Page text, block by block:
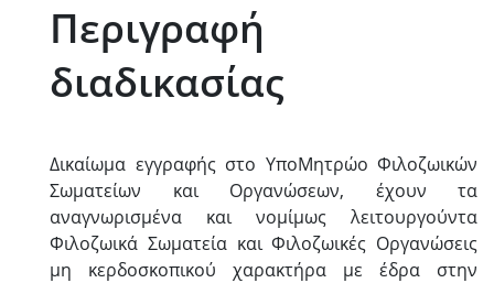
Περιγραφή
διαδικασίας
Δικαίωμα εγγραφής στο ΥποΜητρώο Φιλοζωικών
Σωματείων και Οργανώσεων, έχουν τα
αναγνωρισμένα και νομίμως λειτουργούντα
Φιλοζωικά Σωματεία και Φιλοζωικές Οργανώσεις
μη κερδοσκοπικού χαρακτήρα με έδρα στην